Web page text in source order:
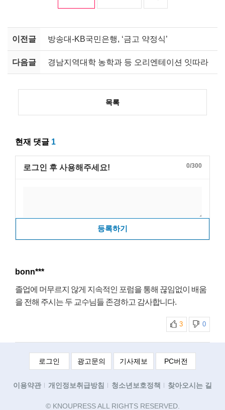
이전글 방송대-KB국민은행, ‘금고 약정식’
다음글 경남지역대학 농학과 등 오리엔테이션 잇따라
목록
현재 댓글 1
로그인 후 사용해주세요! 0/300
등록하기
bonn***
졸업에 머무르지 않게 지속적인 포럼을 통해 끊임없이 배움
을 전해 주시는 두 교수님들 존경하고 감사합니다.
3 0
로그인 광고문의 기사제보 PC버전
이용약관 개인정보취급방침 청소년보호정책 찾아오시는 길
© KNOUPRESS ALL RIGHTS RESERVED.